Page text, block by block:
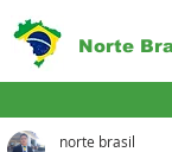
Norte
norte brasil